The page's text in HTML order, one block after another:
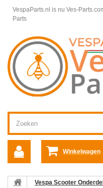
VespaParts.nl is nu Ves-
Parts
Winkelwagen
Vespa Scooter